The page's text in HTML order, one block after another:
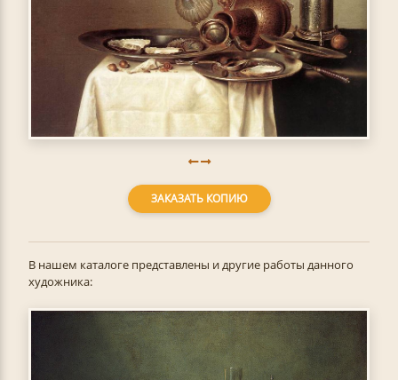
ЗАКАЗАТЬ КОПИЮ
В нашем каталоге представлены и другие работы данного
художника: